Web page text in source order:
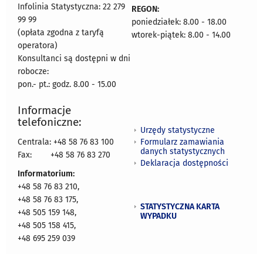
Infolinia Statystyczna: 22 279
99 99
(opłata zgodna z taryfą
operatora)
Konsultanci są dostępni w dni
robocze:
pon.- pt.: godz. 8.00 - 15.00
REGON:
poniedziałek: 8.00 - 18.00
wtorek-piątek: 8.00 - 14.00
Informacje
telefoniczne:
Centrala: +48 58 76 83 100
Fax:
+48 58 76 83 270
Informatorium:
+48 58 76 83 210,
+48 58 76 83 175,
+48 505 159 148,
+48 505 158 415,
+48 695 259 039
Urzędy statystyczne
Formularz zamawiania
danych statystycznych
Deklaracja dostępności
STATYSTYCZNA KARTA
WYPADKU